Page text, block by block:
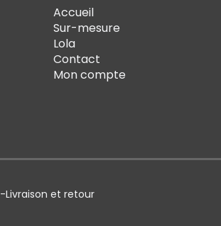
Accueil
Sur-mesure
Lola
Contact
Mon compte
-Livraison et retour